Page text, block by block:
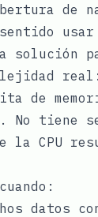
de
usar
la solución
de
No tiene
la CPU
datos